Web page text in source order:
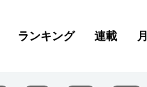
ランキング 連載